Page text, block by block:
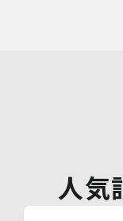
・各種お問い
正確な把握の
・取得した情
人気